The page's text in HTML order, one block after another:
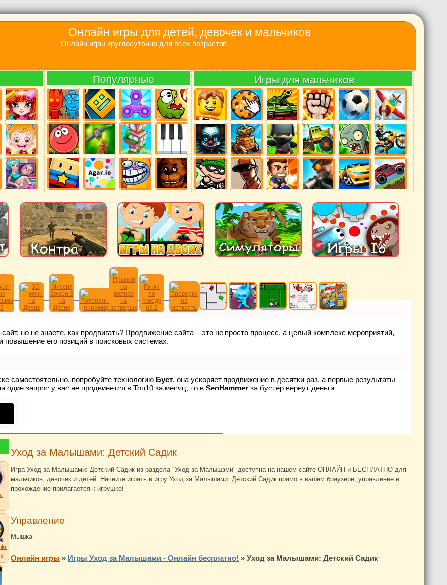
Онлайн игры для детей, девочек и мальчиков
Онлайн игры круглосуточно для всех возрастов
Популярные Игры для мальчиков
но не знаете, как продвигать? Продвижение сайта – это не просто процесс, а целый комплекс мероприятий,
повышение его позиций в поисковых системах.
самостоятельно, попробуйте технологию Буст, она ускоряет продвижение в десятки раз, а первые результаты
запрос у вас не продвинется в Топ10 за месяц, то в SeoHammer за бустер вернут деньги.
Уход за Малышами: Детский Садик
Игра Уход за Малышами: Детский Садик из раздела "Уход за Малышами" доступна на нашем сайте ОНЛАЙН и БЕСПЛАТНО для
мальчиков, девочек и детей. Начните играть в игру Уход за Малышами: Детский Садик прямо в вашем браузере, управление и
прохождение прилагается к игрушке!
Управление
Мышка
Онлайн игры » Игры Уход за Малышами - Онлайн бесплатно! » Уход за Малышами: Детский Садик